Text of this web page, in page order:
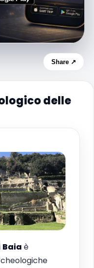
Share ↗
delle
Baia è